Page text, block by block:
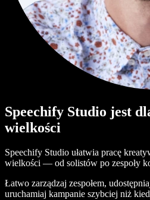
Speechify Studio jest
wielkości
Speechify Studio ułatwia pracę
wielkości — od solistów po zespoły
Łatwo zarządzaj zespołem,
uruchamiaj kampanie szybciej niż